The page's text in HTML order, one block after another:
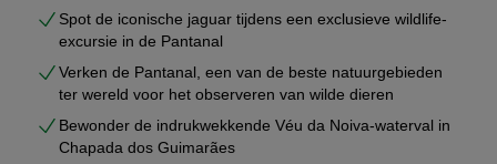
U ontvangt uw voorstel meestal binnen enkele
werkdagen — volledig vrijblijvend.
Niet duurder dan een standaardreis
Veel reizigers denken dat maatwerk duurder is dan
Spot de iconische jaguar tijdens een exclusieve wildlife-
excursie in de Pantanal
Verken de Pantanal, een van de beste natuurgebieden
ter wereld voor het observeren van wilde dieren
Bewonder de indrukwekkende Véu da Noiva-waterval in
Chapada dos Guimarães